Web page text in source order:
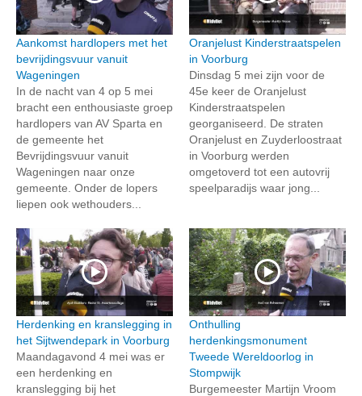
Aankomst hardlopers met het
bevrijdingsvuur vanuit
Wageningen
In de nacht van 4 op 5 mei
bracht een enthousiaste groep
hardlopers van AV Sparta en
de gemeente het
Bevrijdingsvuur vanuit
Wageningen naar onze
gemeente. Onder de lopers
liepen ook wethouders...
Oranjelust Kinderstraatspelen
in Voorburg
Dinsdag 5 mei zijn voor de
45e keer de Oranjelust
Kinderstraatspelen
georganiseerd. De straten
Oranjelust en Zuyderloostraat
in Voorburg werden
omgetoverd tot een autovrij
speelparadijs waar jong...
Herdenking en kranslegging in
het Sijtwendepark in Voorburg
Maandagavond 4 mei was er
een herdenking en
kranslegging bij het
Onthulling
herdenkingsmonument
Tweede Wereldoorlog in
Stompwijk
Burgemeester Martijn Vroom